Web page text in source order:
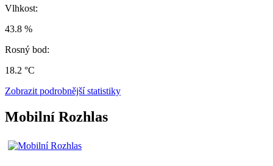
Vlhkost:
43.8 %
Rosný bod:
18.2 °C
Zobrazit podrobnější statistiky
Mobilní Rozhlas